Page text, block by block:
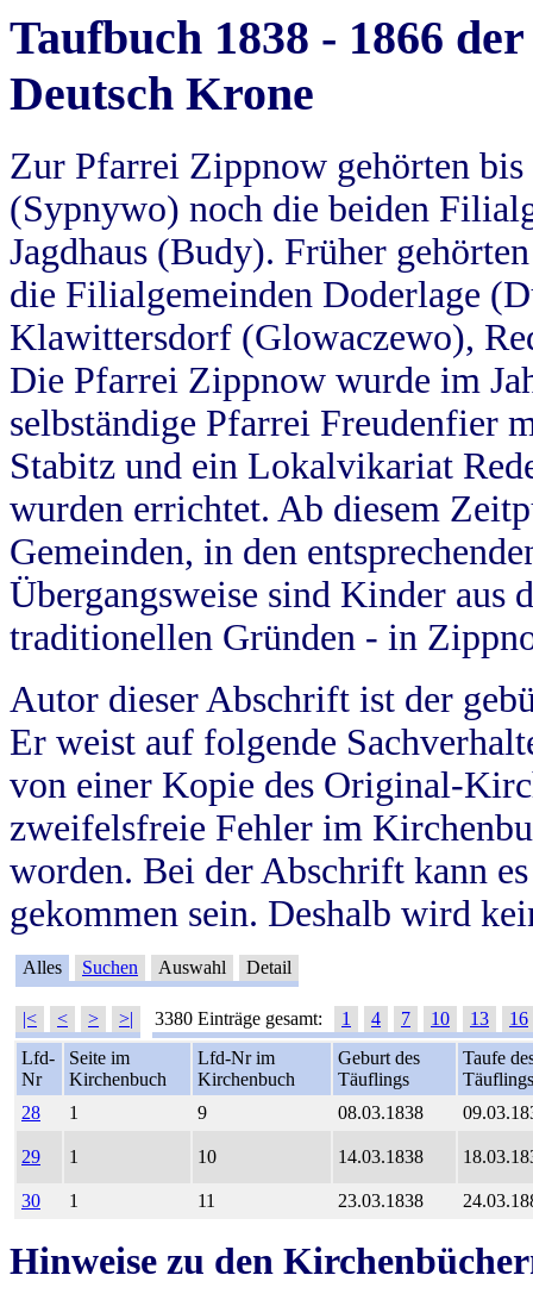
Taufbuch 1838 - 1866
Deutsch Krone
Zur Pfarrei Zippnow gehörten
(Sypnywo) noch die beiden
Jagdhaus (Budy). Früher
die Filialgemeinden Doderlage
Klawittersdorf (Glowaczewo),
Die Pfarrei Zippnow wurde im
selbständige Pfarrei Freudenfier
Stabitz und ein Lokalvikariat
wurden errichtet. Ab diesem
Gemeinden, in den
Übergangsweise sind Kinder aus
traditionellen Gründen - in
Autor dieser Abschrift ist der
Er weist auf folgende
von einer Kopie des Original-
zweifelsfreie Fehler im
worden. Bei der Abschrift kann
gekommen sein. Deshalb wird
Alles Suchen Auswahl Detail
|< < > >| 3380 Einträge gesamt: 1 4 7 10 13
16
Lfd-
Nr
Seite im
Kirchenbuch
Lfd-Nr im
Kirchenbuch
Geburt des
Täuflings
Taufe
Täuflings
28
1 9 08.03.1838
29 1 10 14.03.1838
30 1 11 23.03.1838
Hinweise zu den